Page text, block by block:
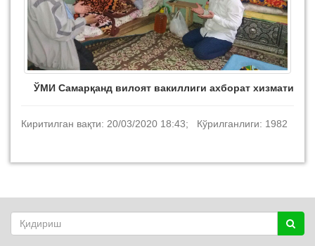
ЎМИ Самарқанд вилоят вакиллиги ахборат хизмати
Киритилган вақти: 20/03/2020 18:43; Кўрилганлиги: 1982